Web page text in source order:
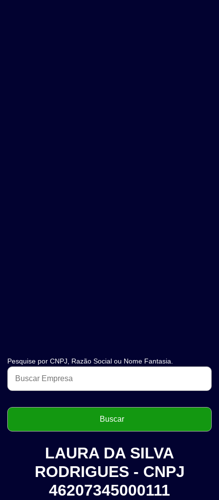
Pesquise por CNPJ, Razão Social ou Nome Fantasia.
LAURA DA SILVA
RODRIGUES - CNPJ
46207345000111